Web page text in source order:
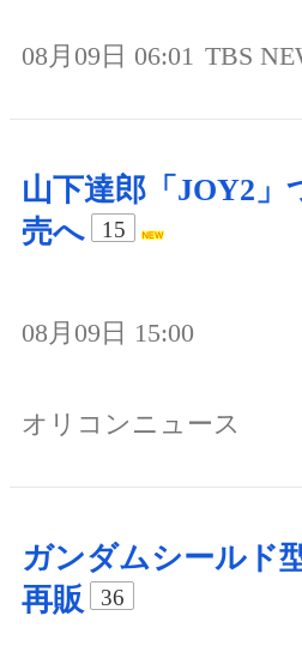
08月09日 06:01 TBS
山下達郎「JOY2」
売へ
15
08月09日 15:00
オリコンニュース
ガンダムシールド
再販
36